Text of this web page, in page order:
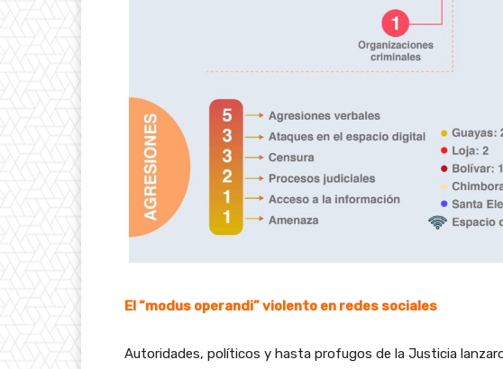
El “modus operandi” violento en redes sociales
Autoridades, políticos y hasta profugos de la Justicia